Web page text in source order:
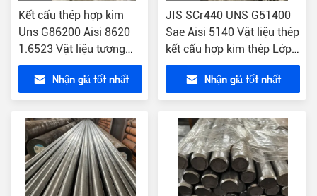
hình
Kết cấu thép hợp kim
Uns G86200 Aisi 8620
1.6523 Vật liệu tương
đương
Nhận giá tốt nhất
hình
JIS SCr440 UNS G51400
Sae Aisi 5140 Vật liệu thép
kết cấu hợp kim thép Lớp
5140 1.7035 41Cr4
Nhận giá tốt nhất